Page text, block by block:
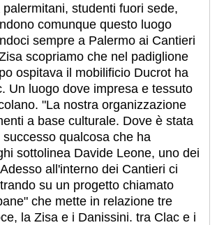
studenti fuori sede,
comunque questo luogo
sempre a Palermo ai Cantieri
scopriamo che nel padiglione
ospitava il mobilificio Ducrot ha
Un luogo dove impresa e tessuto
"La nostra organizzazione
a base culturale. Dove è stata
qualcosa che ha
sottolinea Davide Leone, uno dei
all'interno dei Cantieri ci
su un progetto chiamato
che mette in relazione tre
la Zisa e i Danissini. tra Clac e i